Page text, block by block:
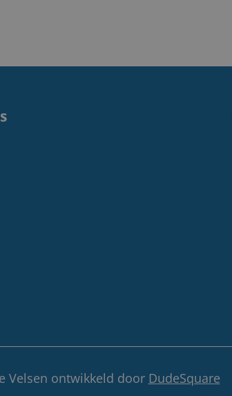
Velsen ontwikkeld door DudeSquare